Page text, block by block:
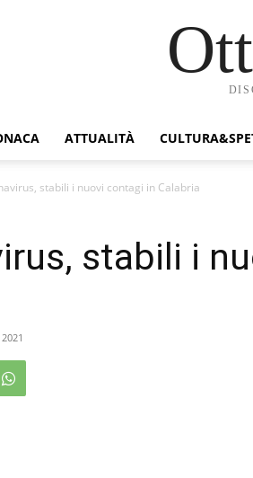
ATTUALITÀ
stabili i nuovi contagi in Calabria
stabili i